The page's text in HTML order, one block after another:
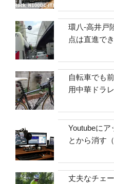
環八-高井戸
点は直進で
自転車でも
用中華ドラ
Youtubeに
とから消す
丈夫なチェ